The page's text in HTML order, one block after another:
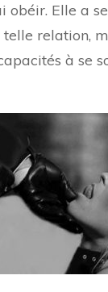
obéir. Elle a
telle relation,
à se